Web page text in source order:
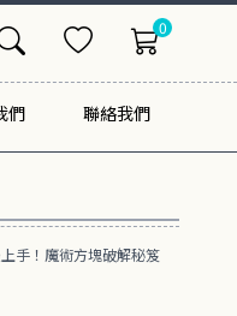
0
們 聯絡我們
手！魔術方塊破解秘笈